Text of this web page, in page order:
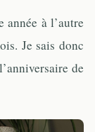
année à l’autre
Je sais donc
de